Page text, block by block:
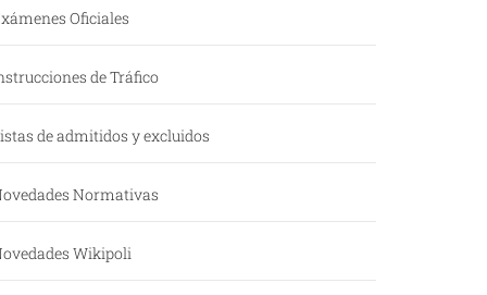
Oficiales
de Tráfico
de admitidos y excluidos
Normativas
Wikipoli